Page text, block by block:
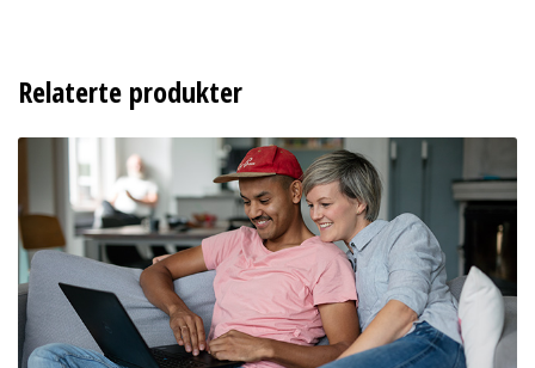
Relaterte produkter